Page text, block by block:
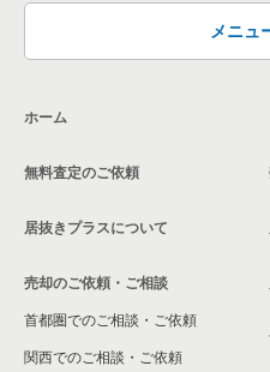
東京都下のテイクアウトの居抜
東京都下のカラオケ・パブ・ス
覧
東京都下の専門料理の居抜き売
府中市の洋食の居抜き売却物件
府中市の20坪以下の飲食店の
府中本町駅の20坪以下の飲食店
東京都下の20坪以下のその他の
メニュ
ホーム
無料査定のご依頼
居抜きプラスについて
売却のご依頼・ご相談
首都圏でのご相談・ご依頼
関西でのご相談・ご依頼